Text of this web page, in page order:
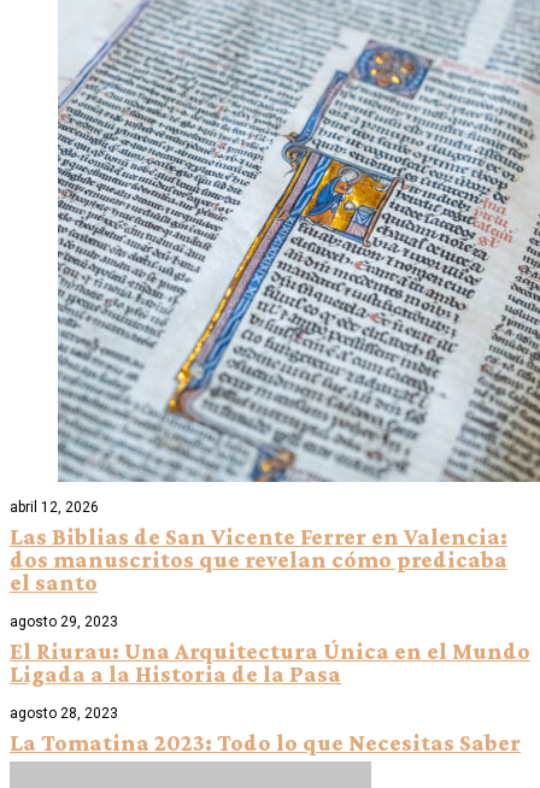
abril 12, 2026
Las Biblias de San Vicente Ferrer en Valencia:
dos manuscritos que revelan cómo predicaba
el santo
agosto 29, 2023
El Riurau: Una Arquitectura Única en el Mundo
Ligada a la Historia de la Pasa
agosto 28, 2023
La Tomatina 2023: Todo lo que Necesitas Saber